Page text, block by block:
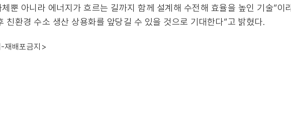
뿐 아니라 에너지가 흐르는 길까지 함께 설계해 수전해 효율을 높인 기술”이
친환경 수소 생산 상용화를 앞당길 수 있을 것으로 기대한다”고 밝혔다.
재배포금지>